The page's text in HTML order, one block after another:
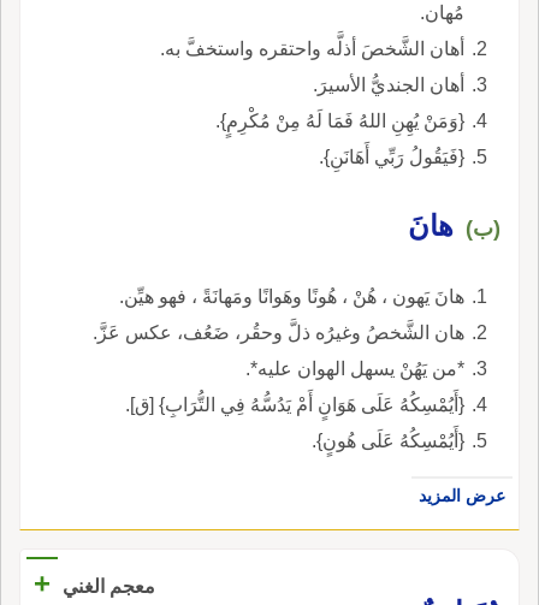
مُهان.
أهان الشَّخصَ أذلَّه واحتقره واستخفَّ به.
أهان الجنديُّ الأسيرَ.
{وَمَنْ يُهِنِ اللهُ فَمَا لَهُ مِنْ مُكْرِمٍ}.
{فَيَقُولُ رَبِّي أَهَانَنِ}.
(ب) هانَ
هانَ يَهون ، هُنْ ، هُونًا وهَوانًا ومَهانَةً ، فهو هيِّن.
هان الشَّخصُ وغيرُه ذلَّ وحقُر، ضَعُف، عكس عَزَّ.
*من يَهُنْ يسهل الهوان عليه*.
{أَيُمْسِكُهُ عَلَى هَوَانٍ أَمْ يَدُسُّهُ فِي التُّرَابِ} [ق].
{أَيُمْسِكُهُ عَلَى هُونٍ}.
عرض المزيد
معجم الغني
+